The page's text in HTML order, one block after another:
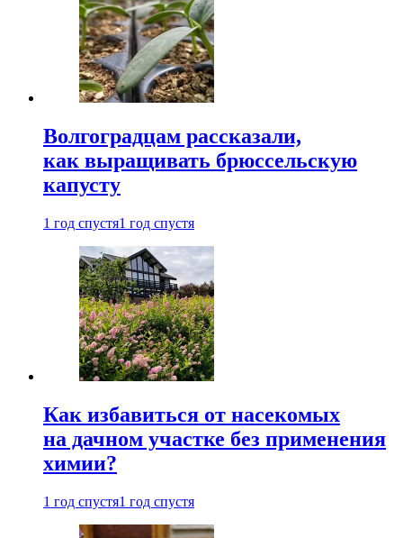
Волгоградцам рассказали,
как выращивать брюссельскую
капусту
1 год спустя1 год спустя
Как избавиться от насекомых
на дачном участке без применения
химии?
1 год спустя1 год спустя